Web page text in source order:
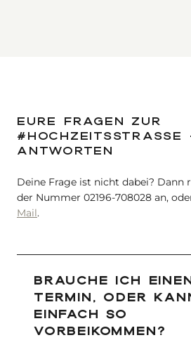
EURE FRAGEN ZUR
#HOCHZEITSSTRASSE
ANTWORTEN
Deine Frage ist nicht dabei? Dann
der Nummer 02196-708028 an,
Mail.
Brauche ich
Termin, oder
einfach so
vorbeikommen?